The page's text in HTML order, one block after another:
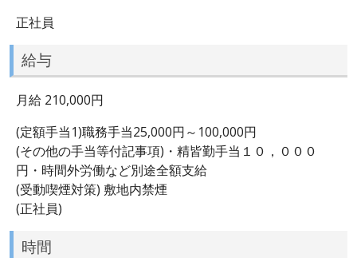
正社員
給与
月給 210,000円
(定額手当1)職務手当25,000円～100,000円
(その他の手当等付記事項)・精皆勤手当１０，０００
円・時間外労働など別途全額支給
(受動喫煙対策) 敷地内禁煙
(正社員)
時間